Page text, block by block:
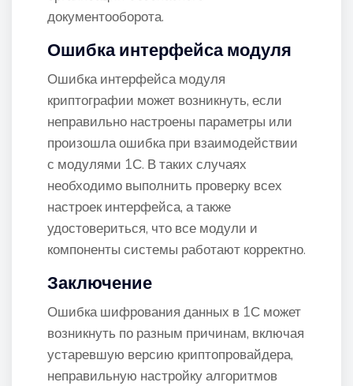
документооборота.
Ошибка интерфейса модуля
Ошибка интерфейса модуля
криптографии может возникнуть, если
неправильно настроены параметры или
произошла ошибка при взаимодействии
с модулями 1С. В таких случаях
необходимо выполнить проверку всех
настроек интерфейса, а также
удостовериться, что все модули и
компоненты системы работают корректно.
Заключение
Ошибка шифрования данных в 1С может
возникнуть по разным причинам, включая
устаревшую версию криптопровайдера,
неправильную настройку алгоритмов